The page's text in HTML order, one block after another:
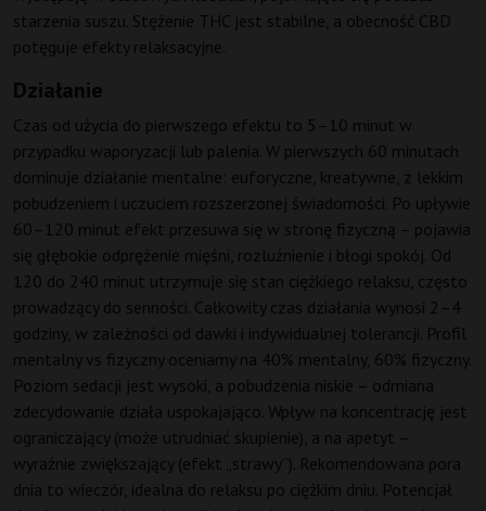
starzenia suszu. Stężenie THC jest stabilne, a obecność CBD
potęguje efekty relaksacyjne.
Działanie
Czas od użycia do pierwszego efektu to 5–10 minut w
przypadku waporyzacji lub palenia. W pierwszych 60 minutach
dominuje działanie mentalne: euforyczne, kreatywne, z lekkim
pobudzeniem i uczuciem rozszerzonej świadomości. Po upływie
60–120 minut efekt przesuwa się w stronę fizyczną – pojawia
się głębokie odprężenie mięśni, rozluźnienie i błogi spokój. Od
120 do 240 minut utrzymuje się stan ciężkiego relaksu, często
prowadzący do senności. Całkowity czas działania wynosi 2–4
godziny, w zależności od dawki i indywidualnej tolerancji. Profil
mentalny vs fizyczny oceniamy na 40% mentalny, 60% fizyczny.
Poziom sedacji jest wysoki, a pobudzenia niskie – odmiana
zdecydowanie działa uspokajająco. Wpływ na koncentrację jest
ograniczający (może utrudniać skupienie), a na apetyt –
wyraźnie zwiększający (efekt „strawy”). Rekomendowana pora
dnia to wieczór, idealna do relaksu po ciężkim dniu. Potencjał